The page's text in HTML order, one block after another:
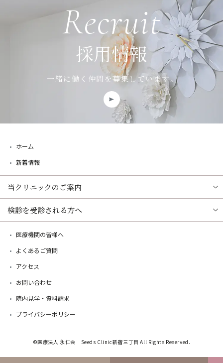
Recruit
採用情報
一緒に働く仲間を募集しています。
ホーム
新着情報
当クリニックのご案内
検診を受診される方へ
医療機関の皆様へ
よくあるご質問
アクセス
お問い合わせ
院内見学・資料請求
プライバシーポリシー
©医療法人 永仁会 Seeds Clinic新宿三丁目 All Rights Reserved.